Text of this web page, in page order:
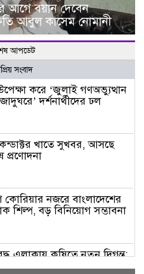
আগে বয়ান দেবেন
আবুল কাসেম নোমানী
আপডেট
সংবাদ
করে ‘জুলাই গণঅভ্যুত্থান
দর্শনার্থীদের ঢল
খাতে সুখবর, আসছে
প্রণোদনা
কোরিয়ার নজরে বাংলাদেশের
শিল্প, বড় বিনিয়োগ সম্ভাবনা
এলাকায় কৃষিতে নতুন দিগন্ত:
হাউসে বছরে ১০ লাখ পর্যন্ত